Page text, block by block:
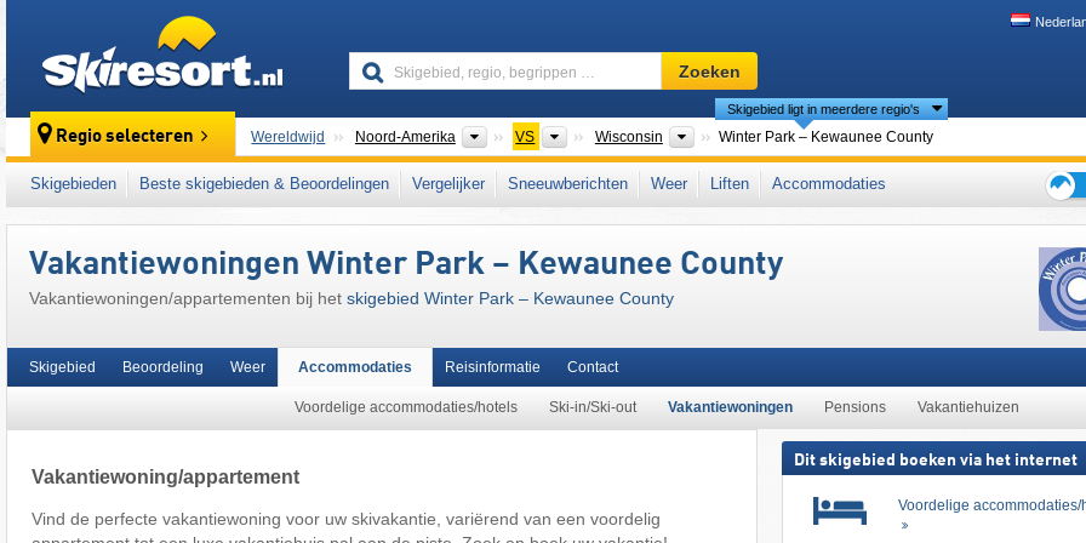
Skigebied,
regio,
begrippen
…
Zoeken
Regio selecteren Wereldwijd Noord-Amerika Continenten
VS LandenWisconsin Deelstaten
Skigebied ligt in meerdere regio's
Winter Park – Kewaunee County
Dit skigebied ligt ook in: Midwest
Skigebieden Beste skigebieden & Beoordelingen Vergelijker Sneeuwberichten Weer Liften
Accommodaties
de
Vakantiewoningen Winter Park – Kewaunee County
Vakantiewoningen/appartementen bij het skigebied Winter Park – Kewaunee County
Skigebied Beoordeling Weer Accommodaties
Voordelige accommodaties/hotels Ski-in/Ski-out Vakantiewoningen Pensions Vakantiehuizen
Reisinformatie Contact
Vakantiewoning/appartement
Vind de perfecte vakantiewoning voor uw skivakantie, variërend van een voordelig
Dit skigebied boeken via het internet
Voordelige accommodaties/